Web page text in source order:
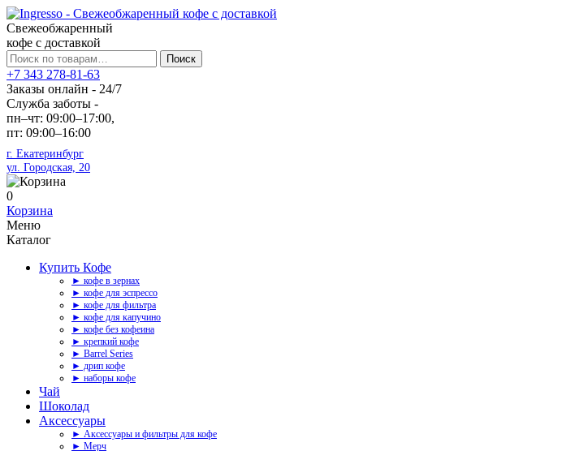
Свежеобжаренный
кофе с доставкой
Искать:
Поиск
+7 343 278-81-63
Заказы онлайн - 24/7
Служба заботы -
пн–чт: 09:00–17:00,
пт: 09:00–16:00
г. Екатеринбург
ул. Городская, 20
0
Корзина
Меню
Каталог
Купить Кофе
► кофе в зернах
► кофе для эспрессо
► кофе для фильтра
► кофе для капучино
► кофе без кофеина
► крепкий кофе
► Barrel Series
► дрип кофе
► наборы кофе
Чай
Шоколад
Аксессуары
► Аксессуары и фильтры для кофе
► Мерч